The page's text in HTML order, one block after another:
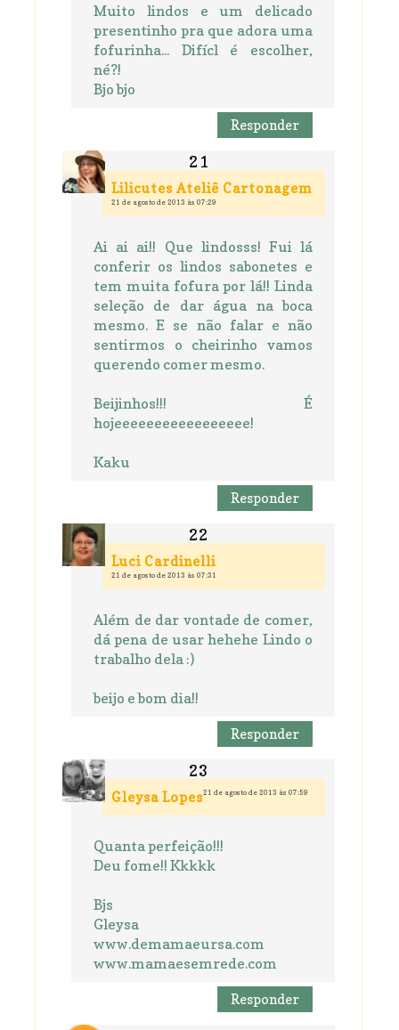
Muito lindos e um delicado
presentinho pra que adora uma
fofurinha... Difícl é escolher,
né?!
Bjo bjo
Responder
Lilicutes Ateliê Cartonagem
21 de agosto de 2013 às 07:29
Ai ai ai!! Que lindosss! Fui lá
conferir os lindos sabonetes e
tem muita fofura por lá!! Linda
seleção de dar água na boca
mesmo. E se não falar e não
sentirmos o cheirinho vamos
querendo comer mesmo.
Beijinhos!!! É
hojeeeeeeeeeeeeeeeee!
Kaku
Responder
Luci Cardinelli
21 de agosto de 2013 às 07:31
Além de dar vontade de comer,
dá pena de usar hehehe Lindo o
trabalho dela :)
beijo e bom dia!!
Responder
Gleysa Lopes21 de agosto de 2013 às 07:59
Quanta perfeição!!!
Deu fome!! Kkkkk
Bjs
Gleysa
www.demamaeursa.com
www.mamaesemrede.com
Responder